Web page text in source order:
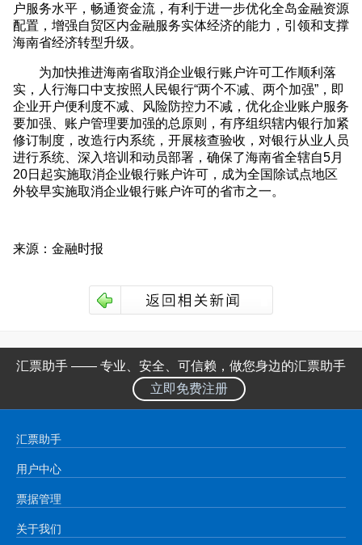
户服务水平，畅通资金流，有利于进一步优化全岛金融资源
配置，增强自贸区内金融服务实体经济的能力，引领和支撑
海南省经济转型升级。
为加快推进海南省取消企业银行账户许可工作顺利落
实，人行海口中支按照人民银行“两个不减、两个加强”，即
企业开户便利度不减、风险防控力不减，优化企业账户服务
要加强、账户管理要加强的总原则，有序组织辖内银行加紧
修订制度，改造行内系统，开展核查验收，对银行从业人员
进行系统、深入培训和动员部署，确保了海南省全辖自5月
20日起实施取消企业银行账户许可，成为全国除试点地区
外较早实施取消企业银行账户许可的省市之一。
来源：金融时报
汇票助手 —— 专业、安全、可信赖，做您身边的汇票助手
立即免费注册
汇票助手
用户中心
票据管理
关于我们